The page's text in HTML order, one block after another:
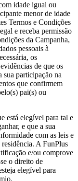
idade igual ou
menor de idade
Termos e Condições
e receba permissão
da Campanha,
pessoais à
os
de que os
sua participação na
que confirmem
pai(s) ou
está elegível para tal e
e que a sua
com as leis e
A FunPlus
e/ou comprove
o direito de
elegível para